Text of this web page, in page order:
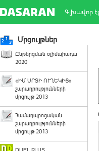
Գլխավոր
Մրցույթներ
Ընթերցման օլիմպիադա
2020
«ԻՄ ՍՐՏԻ ՈՒՂԵԿԻՑ»
շարադրությունների
մրցույթ 2013
Համադպրոցական
շարադրությունների
մրցույթ 2013